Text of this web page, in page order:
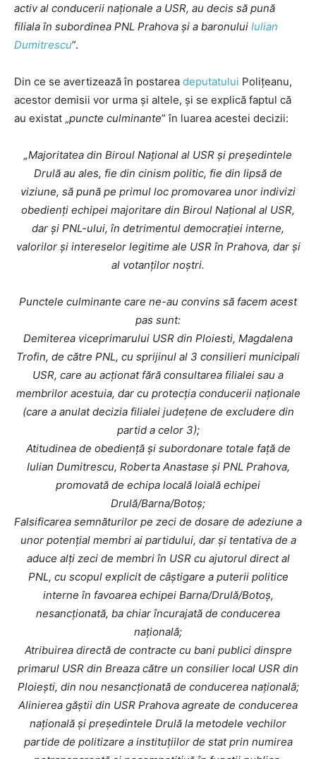
activ al conducerii naționale a USR, au decis să pună
filiala în subordinea PNL Prahova și a baronului Iulian
Dumitrescu”.
Din ce se avertizează în postarea deputatului Polițeanu,
acestor demisii vor urma și altele, și se explică faptul că
au existat „puncte culminante” în luarea acestei decizii:
„Majoritatea din Biroul Național al USR și președintele
Drulă au ales, fie din cinism politic, fie din lipsă de
viziune, să pună pe primul loc promovarea unor indivizi
obedienți echipei majoritare din Biroul Național al USR,
dar și PNL-ului, în detrimentul democrației interne,
valorilor și intereselor legitime ale USR în Prahova, dar și
al votanților noștri.
Punctele culminante care ne-au convins să facem acest
pas sunt:
Demiterea viceprimarului USR din Ploiesti, Magdalena
Trofin, de către PNL, cu sprijinul al 3 consilieri municipali
USR, care au acționat fără consultarea filialei sau a
membrilor acestuia, dar cu protecția conducerii naționale
(care a anulat decizia filialei județene de excludere din
partid a celor 3);
Atitudinea de obediență și subordonare totale față de
Iulian Dumitrescu, Roberta Anastase și PNL Prahova,
promovată de echipa locală loială echipei
Drulă/Barna/Botoș;
Falsificarea semnăturilor pe zeci de dosare de adeziune a
unor potențial membri ai partidului, dar și tentativa de a
aduce alți zeci de membri în USR cu ajutorul direct al
PNL, cu scopul explicit de câștigare a puterii politice
interne în favoarea echipei Barna/Drulă/Botoș,
nesancționată, ba chiar încurajată de conducerea
națională;
Atribuirea directă de contracte cu bani publici dinspre
primarul USR din Breaza către un consilier local USR din
Ploiești, din nou nesancționată de conducerea națională;
Alinierea găștii din USR Prahova agreate de conducerea
națională și președintele Drulă la metodele vechilor
partide de politizare a instituțiilor de stat prin numirea